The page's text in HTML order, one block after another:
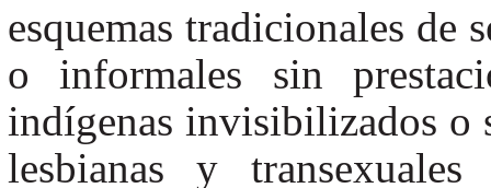
esquemas tradicionales de
o informales sin
indígenas invisibilizados o
lesbianas y